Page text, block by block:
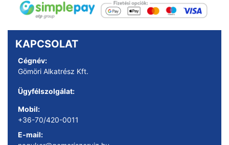
KAPCSOLAT
Cégnév:
Gömöri Alkatrész Kft.
Ügyfélszolgálat:
Mobil:
+36-70/420-0011
E-mail: